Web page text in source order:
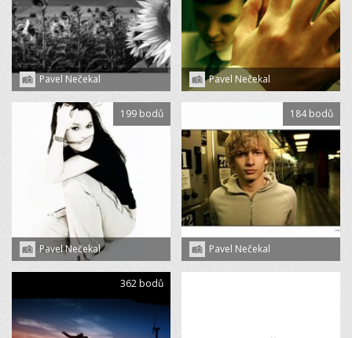
Pavel Nečekal Pavel Nečekal
Pavel Nečekal
199 bodů
Pavel Nečekal
184 bodů
362 bodů